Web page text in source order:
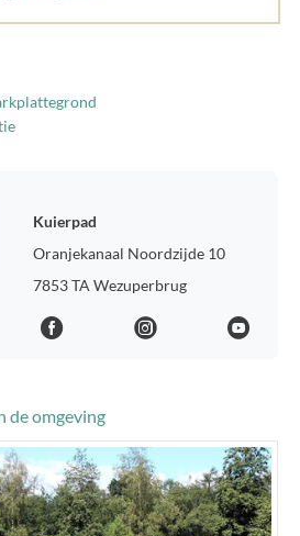
Kuierpad
Oranjekanaal Noordzijde 10
7853 TA Wezuperbrug
de omgeving